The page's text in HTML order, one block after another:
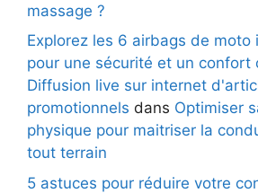
massage ?
Explorez les 6 airbags de moto
pour une sécurité et un confort
Diffusion live sur internet
promotionnels dans Optimiser
physique pour maitriser la
tout terrain
5 astuces pour réduire votre